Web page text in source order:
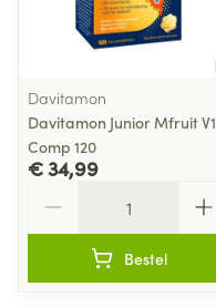
Davitamon
Davitamon Junior Mfruit V1
Comp 120
€ 34,99
Bestel